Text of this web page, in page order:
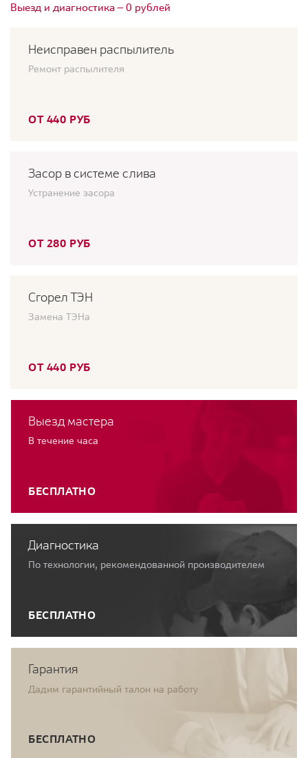
Выезд и диагностика — 0 рублей
Неисправен распылитель
Ремонт распылителя
ОТ 440 РУБ
Засор в системе слива
Устранение засора
ОТ 280 РУБ
Сгорел ТЭН
Замена ТЭНа
ОТ 440 РУБ
Выезд мастера
В течение часа
БЕСПЛАТНО
Диагностика
По технологии, рекомендованной производителем
БЕСПЛАТНО
Гарантия
Дадим гарантийный талон на работу
БЕСПЛАТНО